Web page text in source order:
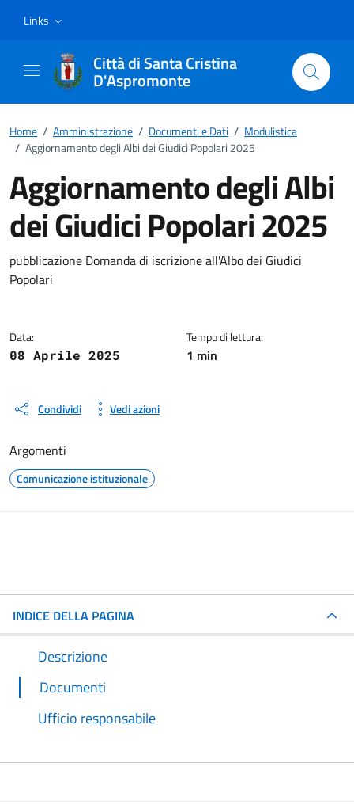
Links
Città di Santa Cristina
D'Aspromonte
Home / Amministrazione / Documenti e Dati / Modulistica
/ Aggiornamento degli Albi dei Giudici Popolari 2025
Aggiornamento degli Albi
dei Giudici Popolari 2025
Dettagli del documento
pubblicazione Domanda di iscrizione all'Albo dei Giudici
Popolari
Data:
08 Aprile 2025
Tempo di lettura:
1 min
Condividi Vedi azioni
Argomenti
Comunicazione istituzionale
INDICE DELLA PAGINA
Descrizione
Documenti
Ufficio responsabile